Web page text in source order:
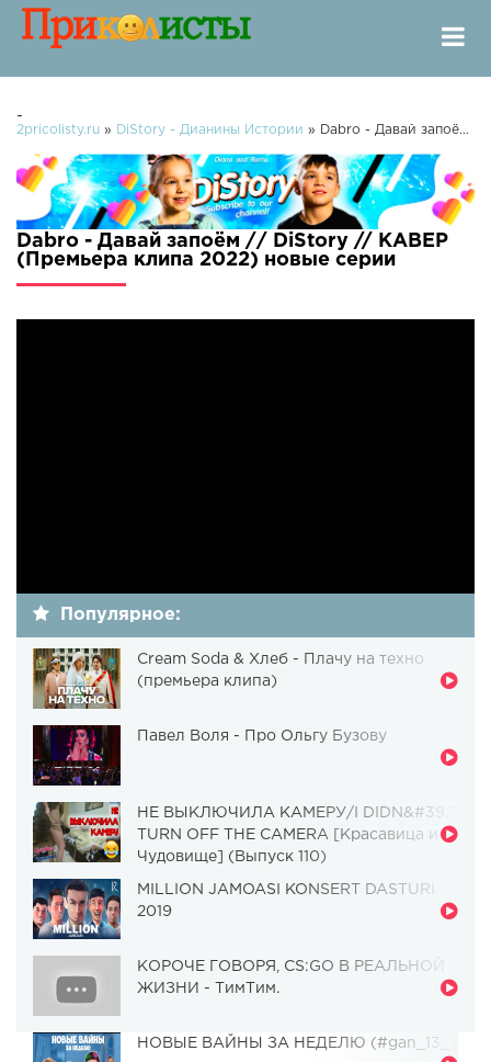
-
2pricolisty.ru » DiStory - Дианины Истории » Dabro - Давай запоëм // DiStory // КАВЕР (Премьера клипа 2022)
Dabro - Давай запоëм // DiStory // КАВЕР
(Премьера клипа 2022) новые серии
Популярное:
Cream Soda & Хлеб - Плачу на техно
(премьера клипа)
Павел Воля - Про Ольгу Бузову
НЕ ВЫКЛЮЧИЛА КАМЕРУ/I DIDN&#39;T
TURN OFF THE CAMERA [Красавица и
Чудовище] (Выпуск 110)
MILLION JAMOASI KONSERT DASTURI
2019
КОРОЧЕ ГОВОРЯ, CS:GO В РЕАЛЬНОЙ
ЖИЗНИ - ТимТим.
НОВЫЕ ВАЙНЫ ЗА НЕДЕЛЮ (#gan_13_)